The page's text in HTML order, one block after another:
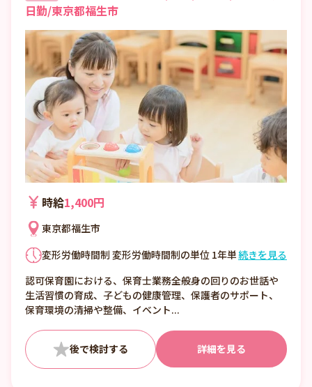
日勤/東京都福生市
時給1,400円
東京都福生市
変形労働時間制 変形労働時間制の単位 1年単
8時00分～17時00分 就業時間に関する特記
事項 就業時間（4）～（6）は仕事の内容欄
を参照下さい。 ・休憩60分 ・時間外勤務:あ
り 月平均時間外労働時間 5時間 36協定にお
ける特別条項 あり 特別な事情・期間等
続きを見る
認可保育園における、保育士業務全般身の回りのお世話や
生活習慣の育成、子どもの健康管理、保護者のサポート、
保育環境の清掃や整備、イベント...
詳細を見る